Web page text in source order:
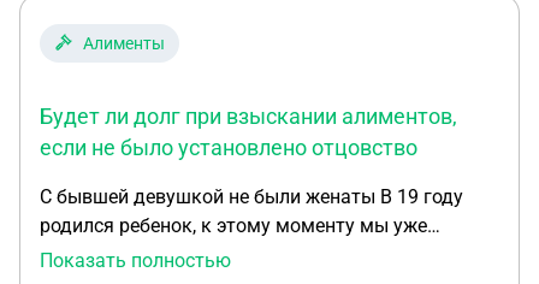
Алименты
Будет ли долг при взыскании алиментов,
если не было установлено отцовство
С бывшей девушкой не были женаты В 19 году
родился ребенок, к этому моменту мы уже
расстались В отцы меня не записывали Спустя
Показать полностью